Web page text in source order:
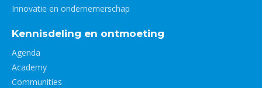
Innovatie en ondernemerschap
Kennisdeling en ontmoeting
Agenda
Academy
Communities